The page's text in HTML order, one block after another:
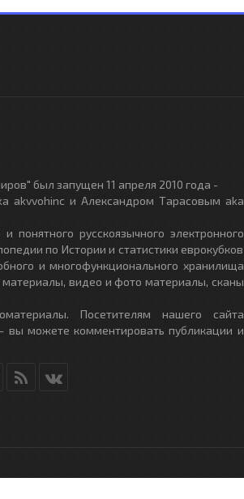
был запущен 11 апреля 2010 года -
akvvohinc и Александром Тарасовым aka
понятного русскоязычного электронного
по Истории и статистики еврокубков
и многофункционального хранилища
видео и фото материалы, сканы
Посетителям нашего сайта
вы можете комментировать публикации и
- All Rights Reserved.